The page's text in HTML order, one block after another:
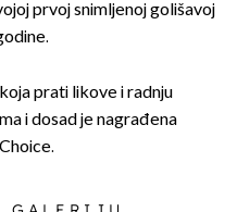
prvoj snimljenoj golišavoj
prati likove i radnju
i dosad je nagrađena